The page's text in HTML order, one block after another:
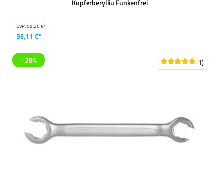
Kupferberylliu Funkenfrei
UVP:69,26 €*
56,11 €*
- 28% (1)